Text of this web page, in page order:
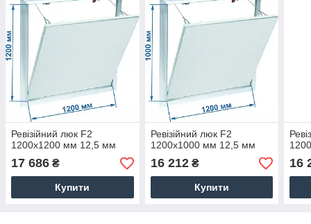
Ревізійний люк F2
1200x1200 мм 12,5 мм
17 686 ₴
Купити
Ревізійний люк F2
1200x1000 мм 12,5 мм
16 212₴
Купити
16